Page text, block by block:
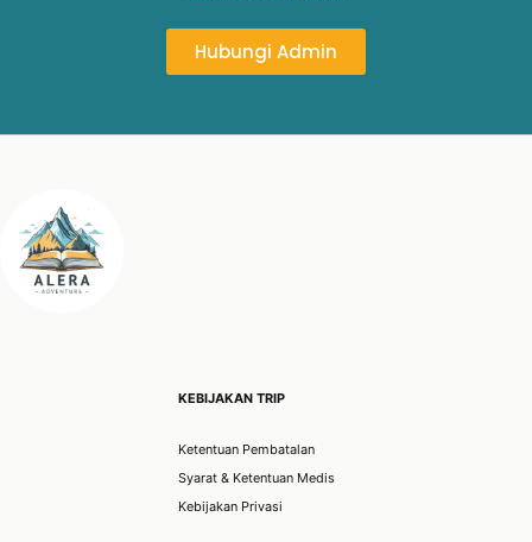
Hubungi Admin
KEBIJAKAN TRIP
Ketentuan Pembatalan
Syarat & Ketentuan Medis
Kebijakan Privasi